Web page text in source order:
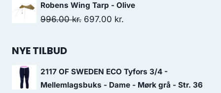
Robens Wing Tarp - Olive
996.00kr. Original
697.00 kr.
NYE TILBUD
2117 OF SWEDEN ECO Tyfors 3/4 -
Mellemlagsbuks - Dame - Mørk grå - Str. 36